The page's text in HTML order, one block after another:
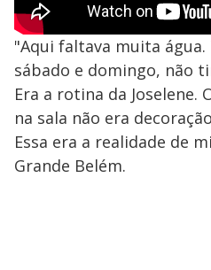
"Aqui faltava muita
sábado e domingo, não
Era a rotina da
na sala não era
Essa era a realidade de
Grande Belém.